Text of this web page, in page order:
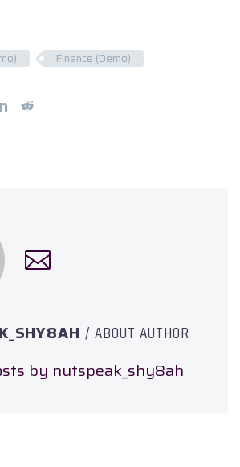
Finance (Demo)
/ ABOUT AUTHOR
by nutspeak_shy8ah